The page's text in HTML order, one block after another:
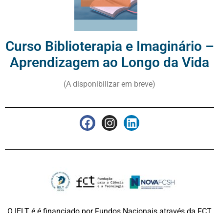
Curso Biblioterapia e Imaginário –
Aprendizagem ao Longo da Vida
(A disponibilizar em breve)